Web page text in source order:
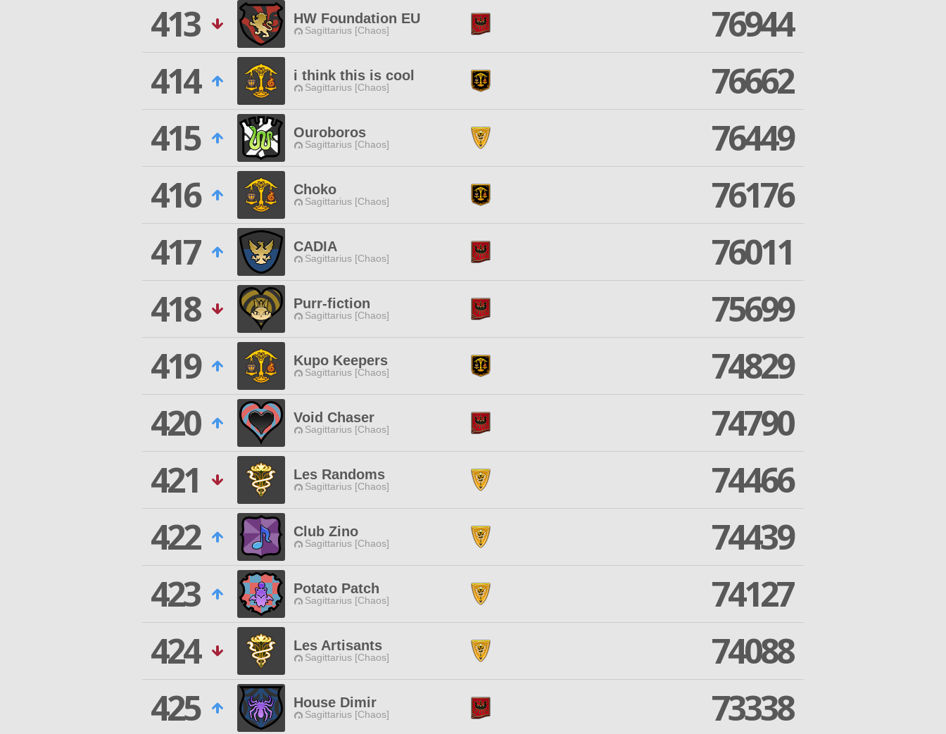
413
HW Foundation EU
Sagittarius [Chaos]
76944
414
i think this is cool
Sagittarius [Chaos]
76662
415
Ouroboros
Sagittarius [Chaos]
76449
416
Choko
Sagittarius [Chaos]
76176
417
CADIA
Sagittarius [Chaos]
76011
418
Purr-fiction
Sagittarius [Chaos]
75699
419
Kupo Keepers
Sagittarius [Chaos]
74829
420
Void Chaser
Sagittarius [Chaos]
74790
421
Les Randoms
Sagittarius [Chaos]
74466
422
Club Zino
Sagittarius [Chaos]
74439
423
Potato Patch
Sagittarius [Chaos]
74127
424
Les Artisants
Sagittarius [Chaos]
74088
425
House Dimir
Sagittarius [Chaos] 73338